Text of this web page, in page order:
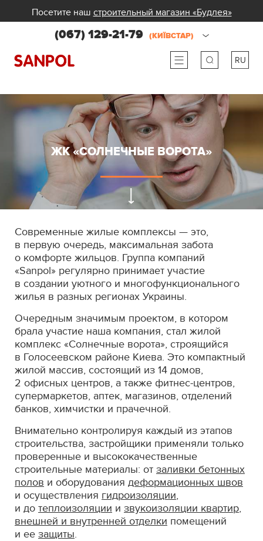
Посетите наш строительный магазин «Будлея»
(067) 129-21-79 (КИЇВСТАР)
RU
ua
ЖК «СОЛНЕЧНЫЕ ВОРОТА»
Современные жилые комплексы — это,
в первую очередь, максимальная забота
о комфорте жильцов. Группа компаний
«Sanpol» регулярно принимает участие
в создании уютного и многофункционального
жилья в разных регионах Украины.
Очередным значимым проектом, в котором
брала участие наша компания, стал жилой
комплекс «Солнечные ворота», строящийся
в Голосеевском районе Киева. Это компактный
жилой массив, состоящий из 14 домов,
2 офисных центров, а также фитнес-центров,
супермаркетов, аптек, магазинов, отделений
банков, химчистки и прачечной.
Внимательно контролируя каждый из этапов
строительства, застройщики применяли только
проверенные и высококачественные
строительные материалы: от заливки бетонных
полов и оборудования деформационных швов
и осуществления гидроизоляции,
и до теплоизоляции и звукоизоляции квартир,
внешней и внутренней отделки помещений
и ее защиты.